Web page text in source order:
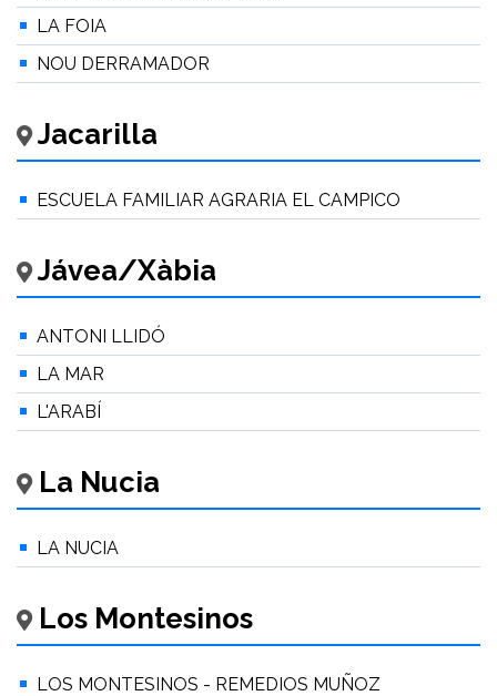
LA FOIA
NOU DERRAMADOR
Jacarilla
ESCUELA FAMILIAR AGRARIA EL CAMPICO
Jávea/Xàbia
ANTONI LLIDÓ
LA MAR
L'ARABÍ
La Nucia
LA NUCIA
Los Montesinos
LOS MONTESINOS - REMEDIOS MUÑOZ